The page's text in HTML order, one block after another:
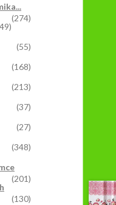
(274)
(55)
(168)
(213)
(37)
(27)
(348)
(201)
(130)